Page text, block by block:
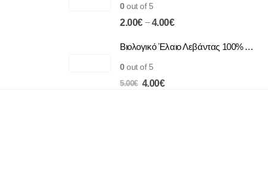
0out of 5
2.00€ – 4.00€Price
2.00€
Βιολογικό Έλαιο Λεβάντας 100% Αγνό | Φυσική Χαλάρωση & Περιποίηση
0out of 5
5.00€ Original
4.00€Η